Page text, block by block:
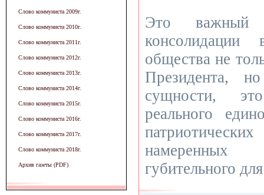
Слово коммуниста 2009г.
Слово коммуниста 2010г.
Слово коммуниста 2011г.
Слово коммуниста 2012г.
Слово коммуниста 2013г.
Слово коммуниста 2014г.
Слово коммуниста 2015г.
Слово коммуниста 2016г.
Слово коммуниста 2017г.
Слово коммуниста 2018г.
Архив газеты (PDF)
Это важный
общества не
Президента,
сущности,
реального
намеренных
губительного